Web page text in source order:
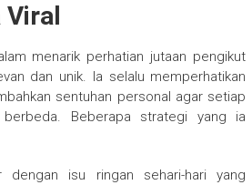
Viral
menarik perhatian jutaan pengikut
dan unik. Ia selalu memperhatikan
sentuhan personal agar setiap
Beberapa strategi yang ia
dengan isu ringan sehari-hari yang